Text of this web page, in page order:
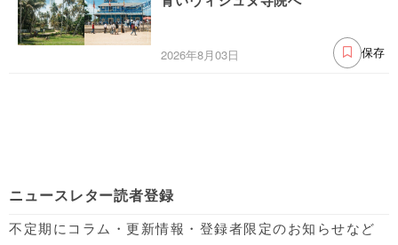
2026年8月03日 保存
ニュースレター読者登録
不定期にコラム・更新情報・登録者限定のお知らせなど